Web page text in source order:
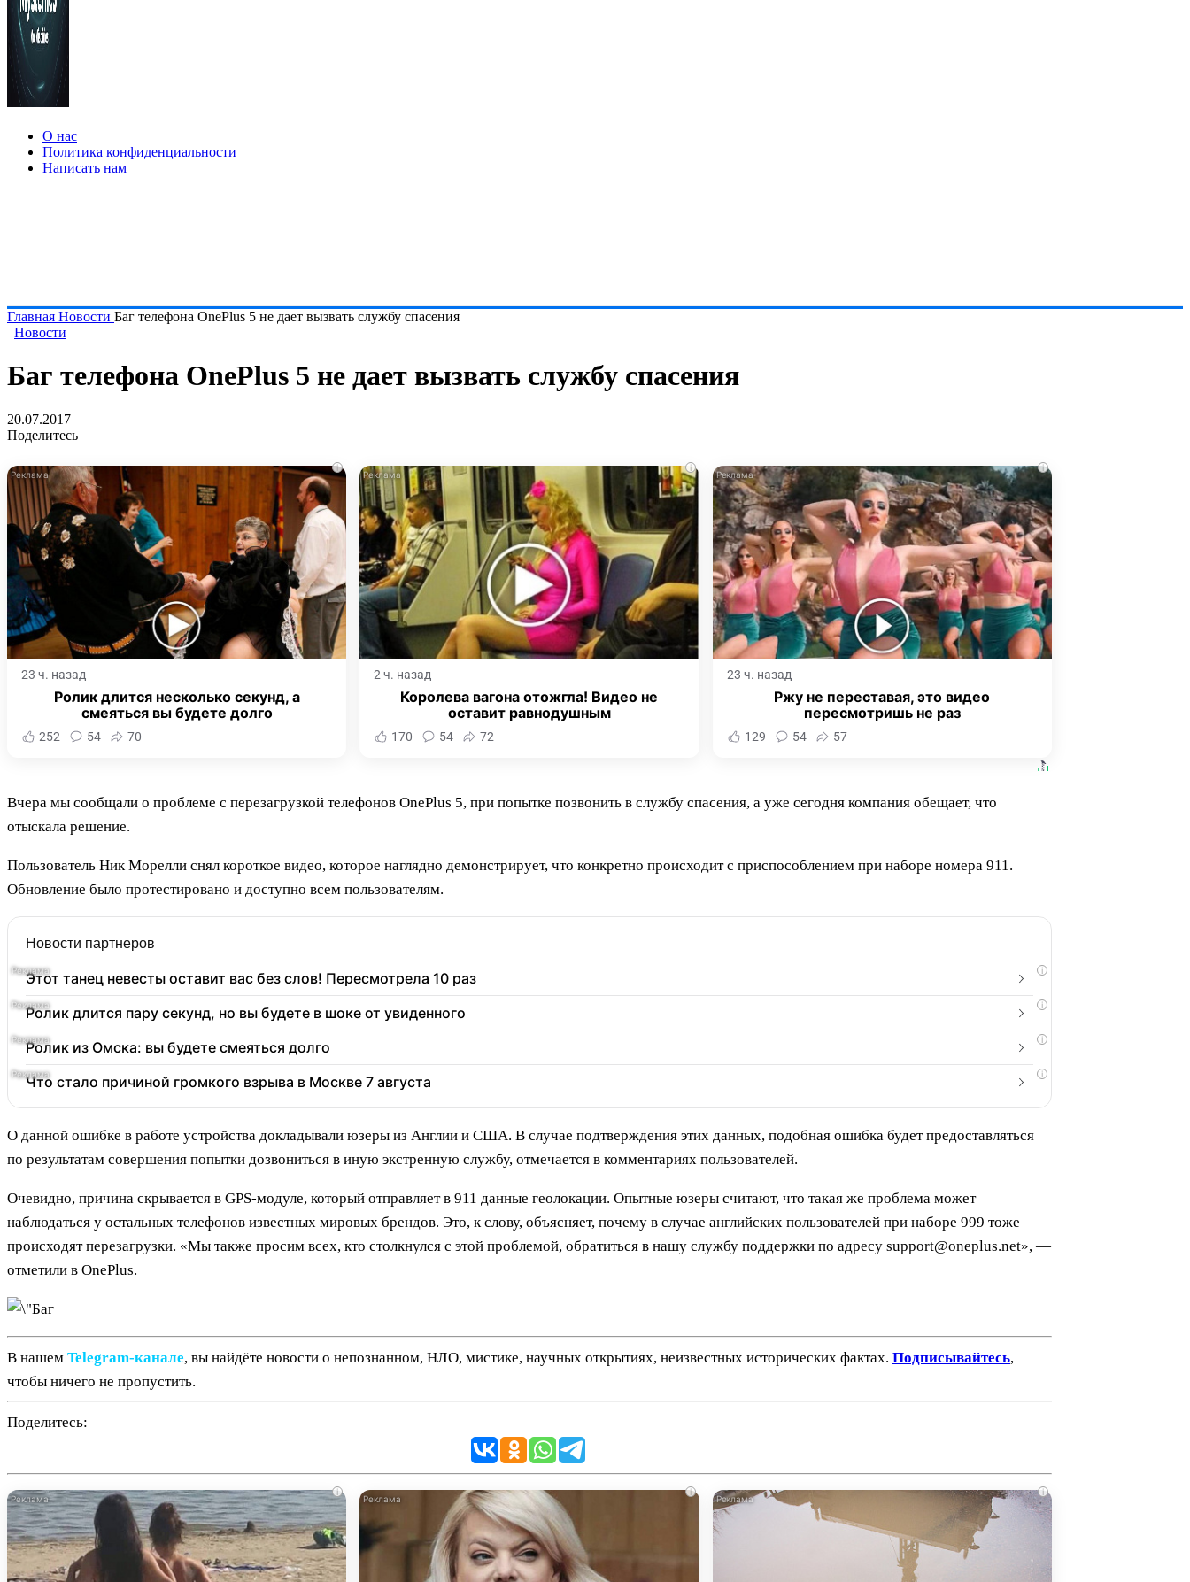
О нас
Политика конфиденциальности
Написать нам
Главная Новости Баг телефона OnePlus 5 не дает вызвать службу спасения
Новости
Баг телефона OnePlus 5 не дает вызвать службу спасения
20.07.2017
Поделитесь
i
23 ч. назад
Ролик длится несколько секунд, а
смеяться вы будете долго
252 54 70
i
2 ч. назад
Королева вагона отожгла! Видео не
оставит равнодушным
170 54 72
i
23 ч. назад
Ржу не переставая, это видео
пересмотришь не раз
129 54 57
Вчера мы сообщали о проблеме с перезагрузкой телефонов OnePlus 5, при попытке позвонить в службу спасения, а уже сегодня компания обещает, что
отыскала решение.
Пользователь Ник Морелли снял короткое видео, которое наглядно демонстрирует, что конкретно происходит с приспособлением при наборе номера 911.
Обновление было протестировано и доступно всем пользователям.
Новости партнеров
i
Этот танец невесты оставит вас без слов! Пересмотрела 10 раз
i
Ролик длится пару секунд, но вы будете в шоке от увиденного
i
Ролик из Омска: вы будете смеяться долго
i
Что стало причиной громкого взрыва в Москве 7 августа
О данной ошибке в работе устройства докладывали юзеры из Англии и США. В случае подтверждения этих данных, подобная ошибка будет предоставляться
по результатам совершения попытки дозвониться в иную экстренную службу, отмечается в комментариях пользователей.
Очевидно, причина скрывается в GPS-модуле, который отправляет в 911 данные геолокации. Опытные юзеры считают, что такая же проблема может
наблюдаться у остальных телефонов известных мировых брендов. Это, к слову, объясняет, почему в случае английских пользователей при наборе 999 тоже
происходят перезагрузки. «Мы также просим всех, кто столкнулся с этой проблемой, обратиться в нашу службу поддержки по адресу support@oneplus.net», —
отметили в OnePlus.
В нашем Telegram‑канале, вы найдёте новости о непознанном, НЛО, мистике, научных открытиях, неизвестных исторических фактах. Подписывайтесь,
чтобы ничего не пропустить.
Поделитесь:
i i i